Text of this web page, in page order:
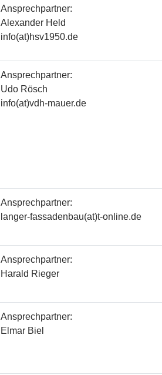
Ansprechpartner:
Alexander Held
info(at)hsv1950.de
Ansprechpartner:
Udo Rösch
info(at)vdh-mauer.de
Ansprechpartner:
langer-fassadenbau(at)t-online.de
Ansprechpartner:
Harald Rieger
Ansprechpartner:
Elmar Biel